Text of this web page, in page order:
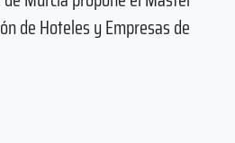
de Hoteles y Empresas de